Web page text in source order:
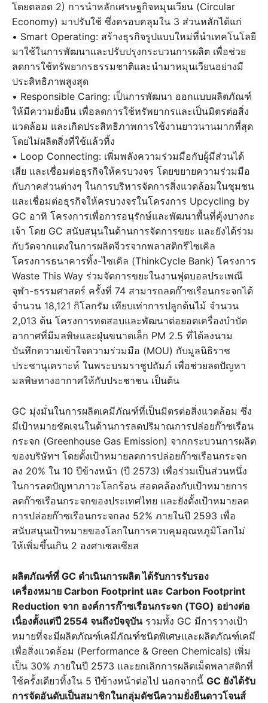
โดยตลอด 2) การนำหลักเศรษฐกิจหมุนเวียน (Circular
Economy) มาปรับใช้ ซึ่งครอบคลุมใน 3 ส่วนหลักได้แก่
• Smart Operating: สร้างธุรกิจรูปแบบใหม่ที่นำเทคโนโลยี
มาใช้ในการพัฒนาและปรับปรุงกระบวนการผลิต เพื่อช่วย
ลดการใช้ทรัพยากรธรรมชาติและนำมาหมุนเวียนอย่างมี
ประสิทธิภาพสูงสุด
• Responsible Caring: เป็นการพัฒนา ออกแบบผลิตภัณฑ์
ให้มีความยั่งยืน เพื่อลดการใช้ทรัพยากรและเป็นมิตรต่อสิ่ง
แวดล้อม และเกิดประสิทธิภาพการใช้งานยาวนานมากที่สุด
โดยไม่ผลิตสิ่งที่ใช้แล้วทิ้ง
• Loop Connecting: เพิ่มพลังความร่วมมือกับผู้มีส่วนได้
เสีย และเชื่อมต่อธุรกิจให้ครบวงจร โดยขยายความร่วมมือ
กับภาคส่วนต่างๆ ในการบริหารจัดการสิ่งแวดล้อมในชุมชน
และเชื่อมต่อธุรกิจให้ครบวงจรในโครงการ Upcycling by
GC อาทิ โครงการเพื่อการอนุรักษ์และพัฒนาพื้นที่คุ้งบางกะ
เจ้า โดย GC สนับสนุนในด้านการจัดการขยะ และยังได้ร่วม
กับวัดจากแดงในการผลิตจีวรจากพลาสติกรีไซเคิล
โครงการธนาคารทิ้ง-ไซเคิล (ThinkCycle Bank) โครงการ
Waste This Way ร่วมจัดการขยะในงานฟุตบอลประเพณี
จุฬา-ธรรมศาสตร์ ครั้งที่ 74 สามารถลดก๊าซเรือนกระจกได้
จำนวน 18,121 กิโลกรัม เทียบเท่าการปลูกต้นไม้ จำนวน
2,013 ต้น โครงการทดสอบและพัฒนาต่อยอดเครื่องบำบัด
อากาศที่มีมลพิษและฝุ่นขนาดเล็ก PM 2.5 ที่ได้ลงนาม
บันทึกความเข้าใจความร่วมมือ (MOU) กับมูลนิธิราช
ประชานุเคราะห์ ในพระบรมราชูปถัมภ์ เพื่อช่วยลดปัญหา
มลพิษทางอากาศให้กับประชาชน เป็นต้น
GC มุ่งมั่นในการผลิตเคมีภัณฑ์ที่เป็นมิตรต่อสิ่งแวดล้อม ซึ่ง
มีเป้าหมายชัดเจนในด้านการลดปริมาณการปล่อยก๊าซเรือน
กระจก (Greenhouse Gas Emission) จากกระบวนการผลิต
ของบริษัทฯ โดยตั้งเป้าหมายลดการปล่อยก๊าซเรือนกระจก
ลง 20% ใน 10 ปีข้างหน้า (ปี 2573) เพื่อร่วมเป็นส่วนหนึ่ง
ในการลดปัญหาภาวะโลกร้อน สอดคล้องกับเป้าหมายการ
ลดก๊าซเรือนกระจกของประเทศไทย และยังตั้งเป้าหมายลด
การปล่อยก๊าซเรือนกระจกลง 52% ภายในปี 2593 เพื่อ
สนับสนุนเป้าหมายของโลกในการควบคุมอุณหภูมิโลกไม่
ให้เพิ่มขึ้นเกิน 2 องศาเซลเซียส
ผลิตภัณฑ์ที่ GC ดำเนินการผลิต ได้รับการรับรอง
เครื่องหมาย Carbon Footprint และ Carbon Footprint
Reduction จาก องค์การก๊าซเรือนกระจก (TGO) อย่างต่อ
เนื่องตั้งแต่ปี 2554 จนถึงปัจจุบันรวมทั้ง GC มีการวางเป้า
หมายที่จะมีผลิตภัณฑ์เคมีภัณฑ์ชนิดพิเศษและผลิตภัณฑ์เคมี
เพื่อสิ่งแวดล้อม (Performance & Green Chemicals) เพิ่ม
เป็น 30% ภายในปี 2573 และยกเลิกการผลิตเม็ดพลาสติกที่
ใช้ครั้งเดียวทิ้งใน 5 ปีข้างหน้าต่อไป นอกจากนี้ GC ยังได้รับ
การจัดอันดับเป็นสมาชิกในกลุ่มดัชนีความยั่งยืนดาวโจนส์